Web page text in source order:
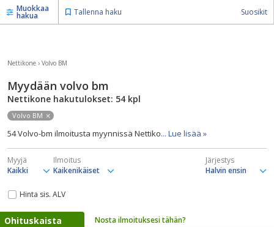
Muokkaa
hakua Tallenna haku Suosikit
Nettikone › Volvo BM
Myydään volvo bm
Nettikone hakutulokset: 54 kpl
Volvo BM
54 Volvo-bm ilmoitusta myynnissä Nettiko... Lue lisää »
Myyjä Ilmoitus Järjestys
Hinta sis. ALV
Ohituskaista Nosta ilmoituksesi tähän?